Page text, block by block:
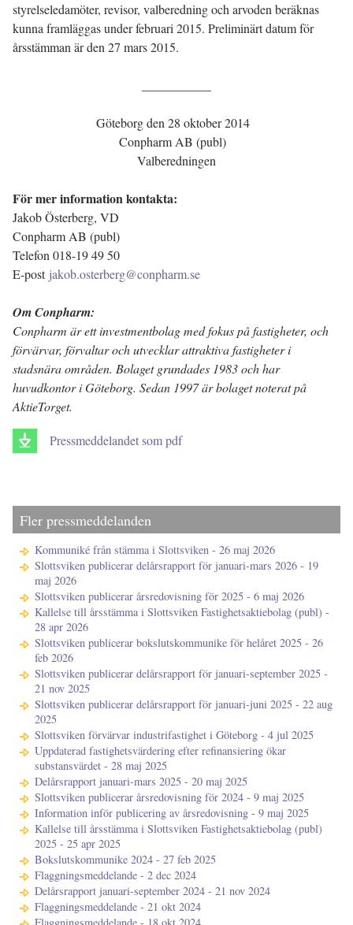
styrelseledamöter, revisor, valberedning och arvoden beräknas
kunna framläggas under februari 2015. Preliminärt datum för
årsstämman är den 27 mars 2015.
Göteborg den 28 oktober 2014
Conpharm AB (publ)
Valberedningen
För mer information kontakta:
Jakob Österberg, VD
Conpharm AB (publ)
Telefon 018-19 49 50
E-post jakob.osterberg@conpharm.se
Om Conpharm:
Conpharm är ett investmentbolag med fokus på fastigheter, och
förvärvar, förvaltar och utvecklar attraktiva fastigheter i
stadsnära områden. Bolaget grundades 1983 och har
huvudkontor i Göteborg. Sedan 1997 är bolaget noterat på
AktieTorget.
Pressmeddelandet som pdf
Fler pressmeddelanden
Kommuniké från stämma i Slottsviken - 26 maj 2026
Slottsviken publicerar delårsrapport för januari-mars 2026 - 19
maj 2026
Slottsviken publicerar årsredovisning för 2025 - 6 maj 2026
Kallelse till årsstämma i Slottsviken Fastighetsaktiebolag (publ) -
28 apr 2026
Slottsviken publicerar bokslutskommunike för helåret 2025 - 26
feb 2026
Slottsviken publicerar delårsrapport för januari-september 2025 -
21 nov 2025
Slottsviken publicerar delårsrapport för januari-juni 2025 - 22 aug
2025
Slottsviken förvärvar industrifastighet i Göteborg - 4 jul 2025
Uppdaterad fastighetsvärdering efter refinansiering ökar
substansvärdet - 28 maj 2025
Delårsrapport januari-mars 2025 - 20 maj 2025
Slottsviken publicerar årsredovisning för 2024 - 9 maj 2025
Information inför publicering av årsredovisning - 9 maj 2025
Kallelse till årsstämma i Slottsviken Fastighetsaktiebolag (publ)
2025 - 25 apr 2025
Bokslutskommunike 2024 - 27 feb 2025
Flaggningsmeddelande - 2 dec 2024
Delårsrapport januari-september 2024 - 21 nov 2024
Flaggningsmeddelande - 21 okt 2024